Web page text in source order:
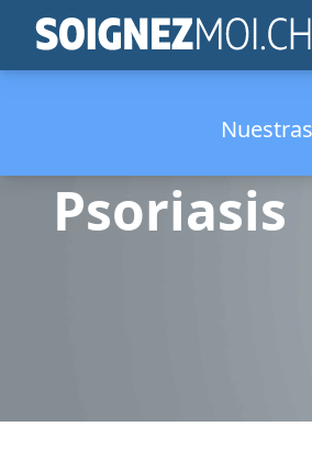
Psoriasis